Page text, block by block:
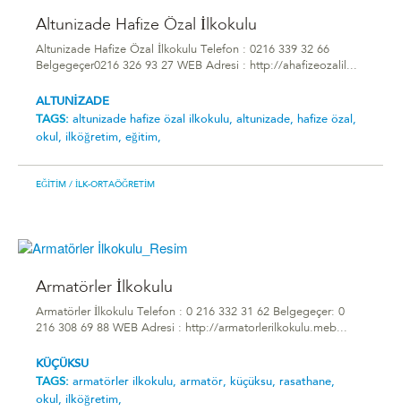
Altunizade Hafize Özal İlkokulu
Altunizade Hafize Özal İlkokulu Telefon : 0216 339 32 66
Belgegeçer0216 326 93 27 WEB Adresi : http://ahafizeozalil...
ALTUNİZADE
TAGS: altunizade hafize özal i̇lkokulu, altunizade, hafize özal,
okul, ilköğretim, eğitim,
EĞITIM / İLK-ORTAÖĞRETIM
Armatörler İlkokulu
Armatörler İlkokulu Telefon : 0 216 332 31 62 Belgegeçer: 0
216 308 69 88 WEB Adresi : http://armatorlerilkokulu.meb...
KÜÇÜKSU
TAGS: armatörler i̇lkokulu, armatör, küçüksu, rasathane,
okul, ilköğretim,